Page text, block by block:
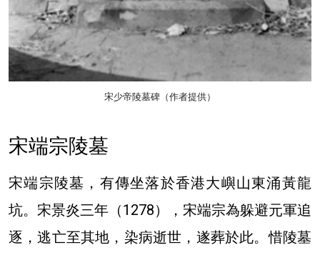
宋少帝陵墓碑（作者提供）
宋端宗陵墓
宋端宗陵墓，有傳坐落於香港大嶼山東涌黃龍
坑。宋景炎三年（1278），宋端宗為躲避元軍追
逐，逃亡至其地，染病逝世，遂葬於此。惜陵墓